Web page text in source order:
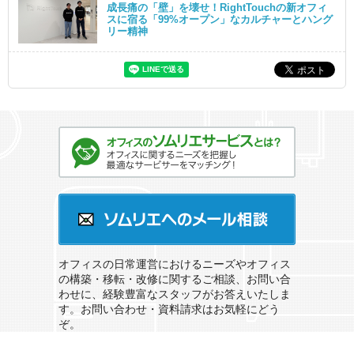
成長痛の「壁」を壊せ！RightTouchの新オフィ
スに宿る「99%オープン」なカルチャーとハング
リー精神
オフィスの日常運営におけるニーズやオフィス
の構築・移転・改修に関するご相談、お問い合
わせに、経験豊富なスタッフがお答えいたしま
す。お問い合わせ・資料請求はお気軽にどう
ぞ。